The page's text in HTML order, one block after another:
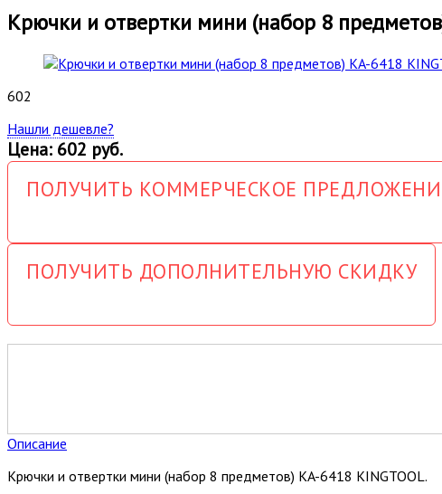
Крючки и отвертки мини (набор 8
602
Нашли дешевле?
Цена: 602 руб.
ПОЛУЧИТЬ КОММЕРЧЕСКОЕ
ПОЛУЧИТЬ ДОПОЛНИТЕЛЬНУЮ СКИДКУ
Описание
Крючки и отвертки мини (набор 8 предметов) KA-6418 KINGTOOL.